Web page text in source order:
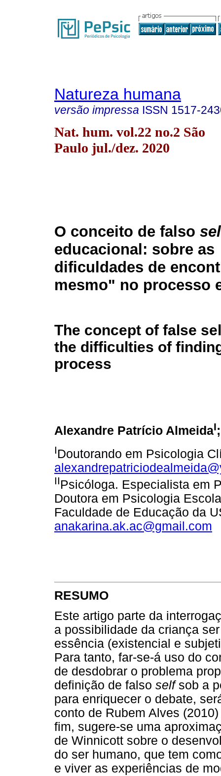
Natureza humana
versão impressa ISSN 1517-
Nat. hum. vol.22 no.2 São
Paulo jul./dez. 2020
O conceito de falso
educacional: sobre as
dificuldades de
mesmo" no processo
The concept of false
the difficulties of
process
Alexandre Patrício AlmeidaI
IDoutorando em Psicologia
IIPsicóloga. Especialista em
Doutora em Psicologia
Faculdade de Educação da
anakarina.ak.ac@gmail.com
RESUMO
Este artigo parte da
a possibilidade da criança
essência (existencial e
Para tanto, far-se-á uso do
de desdobrar o problema
definição de falso self sob a
para enriquecer o debate,
conto de Rubem Alves
fim, sugere-se uma
de Winnicott sobre o
do ser humano, que tem
e viver as experiências de